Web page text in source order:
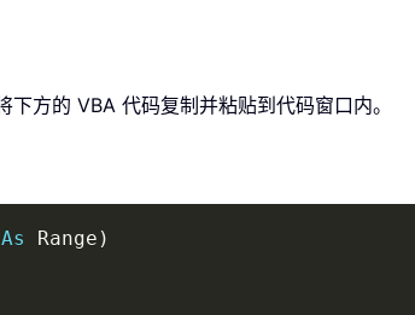
下方的 VBA 代码复制并粘贴到代码窗口内。
As Range )